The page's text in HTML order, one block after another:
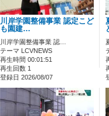
川岸学園整備事業 認定こど
も園建…
川岸学園整備事業 認…
テーマ LCVNEWS
再生時間 00:01:51
再生回数 1
登録日 2026/08/07